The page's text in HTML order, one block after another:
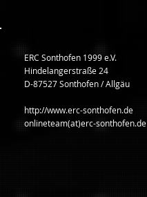
ERC Sonthofen 1999 e.V.
Hindelangerstraße 24
D-87527 Sonthofen / Allgäu
http://www.erc-sonthofen.de
onlineteam(at)erc-sonthofen.de